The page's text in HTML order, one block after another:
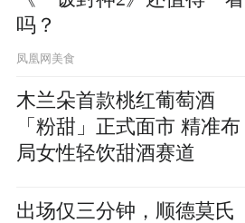
吗？
凤凰网美食
木兰朵首款桃红葡萄酒
「粉甜」正式面市 精准布
局女性轻饮甜酒赛道
出场仅三分钟，顺德莫氏